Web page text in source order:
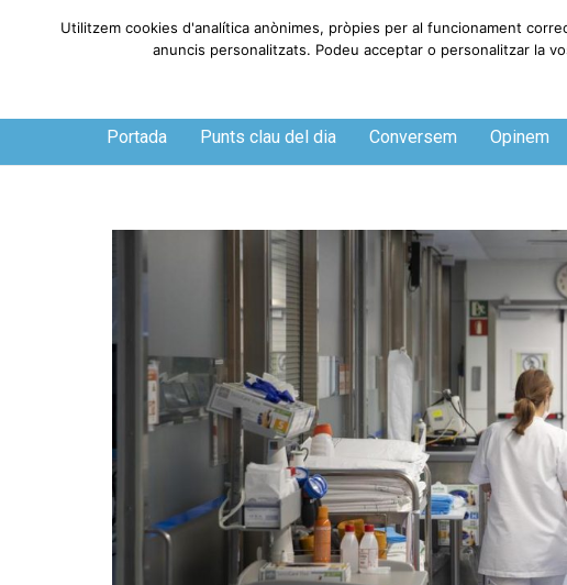
Diumenge, 9 de agosto de 2026
Portada Punts clau del dia Conversem Opinem
Utilitzem cookies d'analítica anònimes, pròpies per al funcionament
anuncis personalitzats. Podeu acceptar o personalitzar la